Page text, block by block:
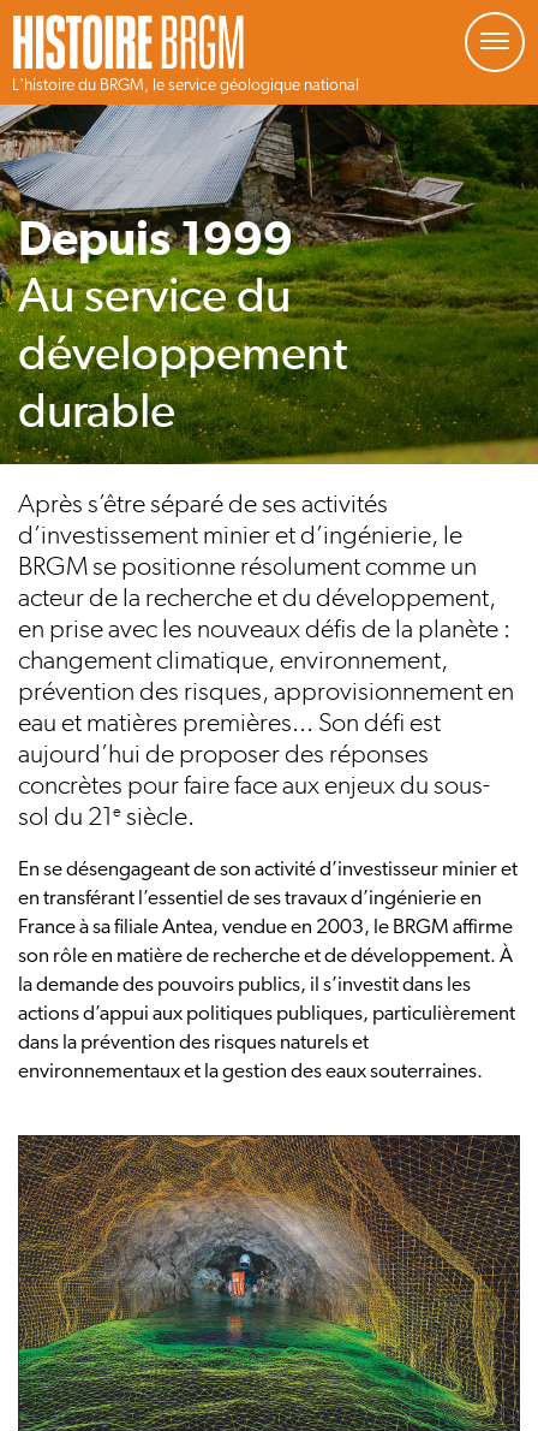
Aller
au
contenu
principal
L'histoire du BRGM, le service géologique national
Depuis 1999
Au service du
développement
durable
Après s’être séparé de ses activités
d’investissement minier et d’ingénierie, le
BRGM se positionne résolument comme un
acteur de la recherche et du développement,
en prise avec les nouveaux défis de la planète :
changement climatique, environnement,
prévention des risques, approvisionnement en
eau et matières premières... Son défi est
aujourd’hui de proposer des réponses
concrètes pour faire face aux enjeux du sous-
sol du 21 e siècle.
En se désengageant de son activité d’investisseur minier et
en transférant l’essentiel de ses travaux d’ingénierie en
France à sa filiale Antea, vendue en 2003, le BRGM affirme
son rôle en matière de recherche et de développement. À
la demande des pouvoirs publics, il s’investit dans les
actions d’appui aux politiques publiques, particulièrement
dans la prévention des risques naturels et
environnementaux et la gestion des eaux souterraines.
Gestion de vos préférences sur les cookies